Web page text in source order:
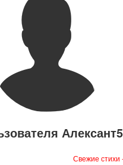
Свежие стихи